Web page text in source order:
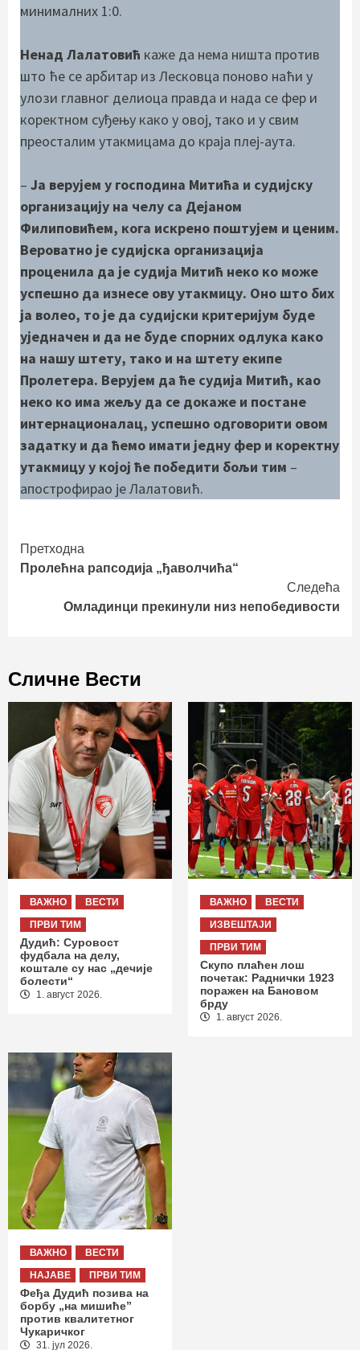
минималних 1:0.
Ненад Лалатовић каже да нема ништа против
што ће се арбитар из Лесковца поново наћи у
улози главног делиоца правда и нада се фер и
коректном суђењу како у овој, тако и у свим
преосталим утакмицама до краја плеј-аута.
– Ја верујем у господина Митића и судијску
организацију на челу са Дејаном
Филиповићем, кога искрено поштујем и ценим.
Вероватно је судијска организација
проценила да је судија Митић неко ко може
успешно да изнесе ову утакмицу. Оно што бих
ја волео, то је да судијски критеријум буде
уједначен и да не буде спорних одлука како
на нашу штету, тако и на штету екипе
Пролетера. Верујем да ће судија Митић, као
неко ко има жељу да се докаже и постане
интернационалац, успешно одговорити овом
задатку и да ћемо имати једну фер и коректну
утакмицу у којој ће победити бољи тим –
апострофирао је Лалатовић.
Continue
Reading
Претходна
Пролећна рапсодија „ђаволчића“
Следећа
Омладинци прекинули низ непобедивости
Сличне Вести
ВАЖНО
ВЕСТИ
ПРВИ ТИМ
Дудић: Суровост
фудбала на делу,
коштале су нас „дечије
болести“
1. август 2026.
ВАЖНО
ВЕСТИ
ИЗВЕШТАЈИ
ПРВИ ТИМ
Скупо плаћен лош
почетак: Раднички 1923
поражен на Бановом
брду
1. август 2026.
ВАЖНО
ВЕСТИ
НАЈАВЕ
ПРВИ ТИМ
Феђа Дудић позива на
борбу „на мишиће”
против квалитетног
Чукаричког
31. јул 2026.